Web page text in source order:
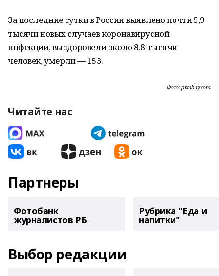
За последние сутки в России выявлено почти 5,9
тысячи новых случаев коронавирусной
инфекции, выздоровели около 8,8 тысячи
человек, умерли — 153.
Фото: pixabay.com.
Читайте нас
Партнеры
Фотобанк
журналистов РБ
Рубрика "Еда и
напитки"
Выбор редакции